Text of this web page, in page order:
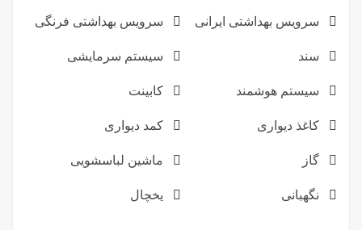
سرویس بهداشتی ایرانی سرویس بهداشتی فرنگی
سند سیستم سرمایشی
سیستم هوشمند کابینت
کاغذ دیواری کمد دیواری
گاز ماشین لباسشویی
نگهبانی یخچال